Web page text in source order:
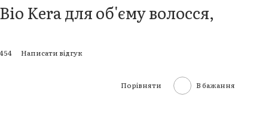
Kera для об'єму волосся,
Написати відгук
Порівняти В бажання